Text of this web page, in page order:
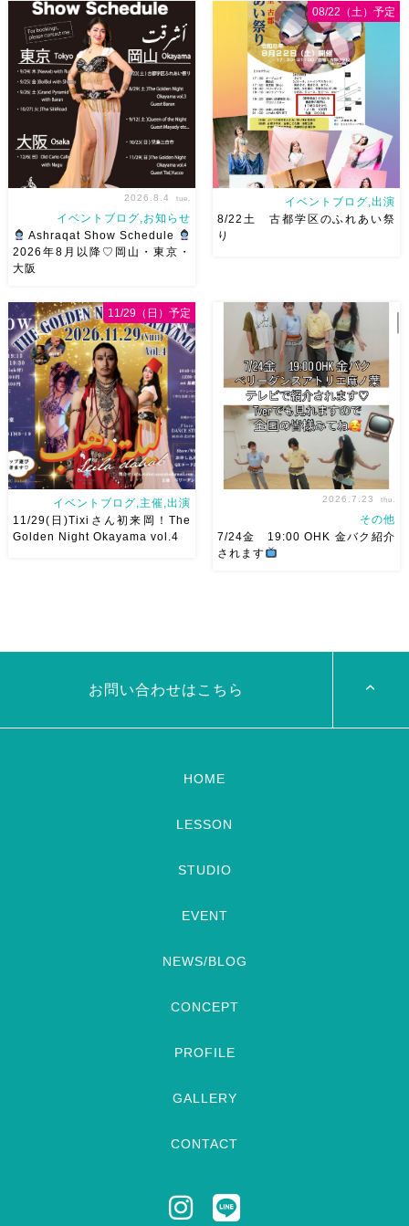
2026/9/12(土)Ricoさん主催
QUEEN OF THE NIGHT岡山
県天神山文化プラザ Guestに女
神 @mayadyorientaldance
さん
女神のオーラ浴びに行き
ましょー […]
8/29（土）Baran Saidi WSお
申し込み多数につき会場変更し
ました♡ 表町桃太郎スタジオ
岡山県岡山市 北区表町2丁目6-
64 4階 ショー会場から近いの
で、安心♡駅からもバスで天満
屋バスス […]
です♡皆様にお会いできますよ
うに
ご予約はメッセージく
ださい
お待ちしています
Ashraqat Show Schedule
岡山・8/22(土) […]
2026.8.4 tue.
イベントブログ,お知らせ
Ashraqat Show Schedule
2026年8月以降♡岡山・東京・
大阪
りにて踊らせていただきます♡
太鼓も叩くよー！私たちは
18:40頃から出演です屋台も出
てとても楽しいお祭りになりそ
う
私たちも踊った後は祭り
を楽しみます
遊びにいら
[…]
イベントブログ,出演
8/22土 古都学区のふれあい祭
り
08/22（土）予定
申し込みスタートです
【
イベントブログ,主催,出演
11/29(日)Tixiさん初来岡！The
Golden Night Okayama vol.4
11/29（日）予定
見れますので全国の皆様みてね
2026.7.23 thu.
その他
7/24金 19:00 OHK 金バク紹介
されます
お問い合わせはこちら
HOME
LESSON
STUDIO
EVENT
NEWS/BLOG
CONCEPT
PROFILE
GALLERY
CONTACT